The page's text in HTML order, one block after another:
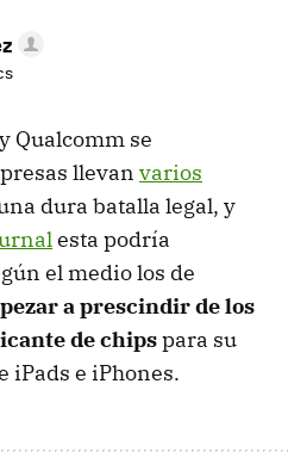
Qualcomm se
llevan varios
dura batalla legal, y
esta podría
el medio los de
a prescindir de los
de chipspara su
iPads e iPhones.